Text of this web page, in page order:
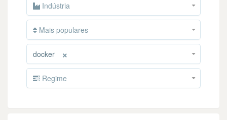
Indústria
Mais populares
×
docker
Regime